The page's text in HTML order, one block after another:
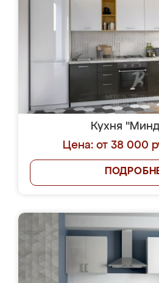
Кухня
Цена: от 38 000